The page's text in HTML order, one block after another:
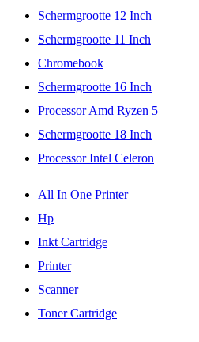
Schermgrootte 12 Inch
Schermgrootte 11 Inch
Chromebook
Schermgrootte 16 Inch
Processor Amd Ryzen 5
Schermgrootte 18 Inch
Processor Intel Celeron
All In One Printer
Hp
Inkt Cartridge
Printer
Scanner
Toner Cartridge